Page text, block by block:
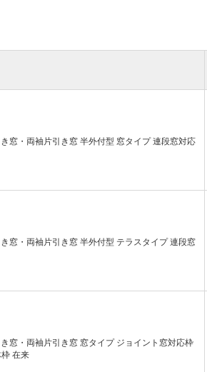
窓・両袖片引き窓 半外付型 窓タイプ 連段窓対応
窓・両袖片引き窓 半外付型 テラスタイプ 連段窓
窓・両袖片引き窓 窓タイプ ジョイント窓対応枠
在来